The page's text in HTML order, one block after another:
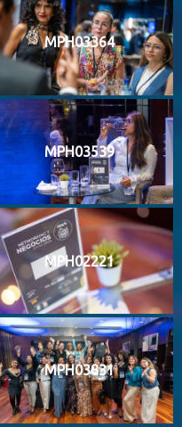
MPH03364
MPH03539
MPH02221
MPH03831